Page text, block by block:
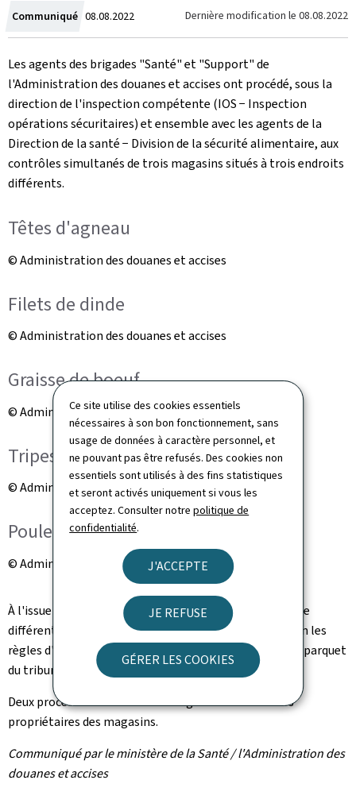
Ce site utilise des cookies essentiels
nécessaires à son bon fonctionnement, sans
usage de données à caractère personnel, et
ne pouvant pas être refusés. Des cookies non
essentiels sont utilisés à des fins statistiques
et seront activés uniquement si vous les
acceptez. Consulter notrepolitique de
confidentialité.
J'ACCEPTE
JE REFUSE
GÉRER LES COOKIES
Communiqué Crée
le
08.08.2022 Dernière modification le 08.08.2022
Les agents des brigades "Santé" et "Support" de
l'Administration des douanes et accises ont procédé, sous la
direction de l'inspection compétente (IOS − Inspection
opérations sécuritaires) et ensemble avec les agents de la
Direction de la santé − Division de la sécurité alimentaire, aux
contrôles simultanés de trois magasins situés à trois endroits
différents.
Têtes d'agneau
© Administration des douanes et accises
Filets de dinde
© Administration des douanes et accises
Graisse de boeuf
© Administration des douanes et accises
Tripes animales
© Administration des douanes et accises
Poulets
© Administration des douanes et accises
À l'issue de ces contrôles, 130 kilogrammes de viande de
différentes sortes, qui n'étaient pas conditionnés selon les
règles d'hygiène, ont été saisis et détruits sur ordre du parquet
du tribunal d'arrondissement de Diekirch.
Deux procès-verbaux ont été rédigés à l'encontre des
propriétaires des magasins.
Communiqué par le ministère de la Santé / l'Administration des
douanes et accises